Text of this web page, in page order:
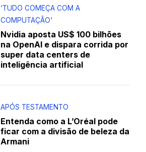
'TUDO COMEÇA COM A
COMPUTAÇÃO'
Nvidia aposta US$ 100 bilhões
na OpenAI e dispara corrida por
super data centers de
inteligência artificial
APÓS TESTAMENTO
Entenda como a L’Oréal pode
ficar com a divisão de beleza da
Armani